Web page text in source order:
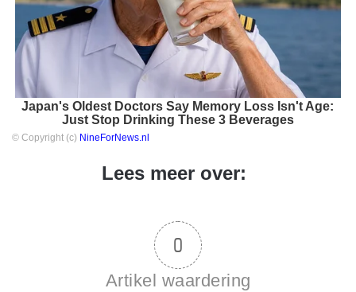
Japan's Oldest Doctors Say Memory Loss Isn't Age:
Just Stop Drinking These 3 Beverages
© Copyright (c) NineForNews.nl
Lees meer over:
0
Artikel waardering